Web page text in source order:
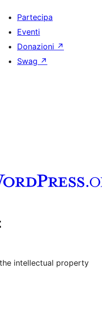
Partecipa
Eventi
Donazioni ↗
Swag ↗
YouTube
nostro account Tumblr
intellectual property